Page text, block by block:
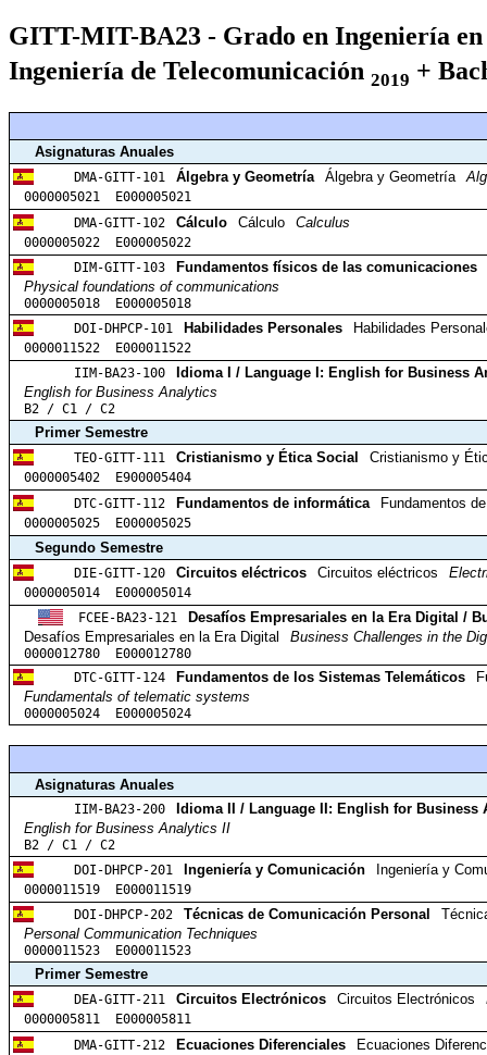
GITT-MIT-BA23 - Grado en Ingeniería
Ingeniería de Telecomunicación 2019 +
Asignaturas Anuales
DMA-GITT-101
Álgebra y Geometría Álgebra y Geometría
0000005021 E000005021
DMA-GITT-102
Cálculo Cálculo
Calculus
0000005022 E000005022
DIM-GITT-103
Fundamentos físicos de las comunicaciones
Physical foundations of communications
0000005018 E000005018
DOI-DHPCP-101
Habilidades Personales
Habilidades
0000011522 E000011522
IIM-BA23-100
Idioma I / Language I: English for Business
English for Business Analytics
B2 / C1 / C2
Primer Semestre
TEO-GITT-111
Cristianismo y Ética Social
Cristianismo y
0000005402 E900005404
DTC-GITT-112
Fundamentos de informática
Fundamentos
0000005025 E000005025
Segundo Semestre
DIE-GITT-120
Circuitos eléctricos Circuitos eléctricos
0000005014 E000005014
FCEE-BA23-121
Desafíos Empresariales en la Era Digital /
Desafíos Empresariales en la Era Digital
Business Challenges in the
0000012780 E000012780
DTC-GITT-124
Fundamentos de los Sistemas Telemáticos
Fundamentals of telematic systems
0000005024 E000005024
Asignaturas Anuales
IIM-BA23-200
Idioma II / Language II: English for Business
English for Business Analytics II
B2 / C1 / C2
DOI-DHPCP-201
Ingeniería y Comunicación
Ingeniería y
0000011519 E000011519
DOI-DHPCP-202
Técnicas de Comunicación Personal
Personal Communication Techniques
0000011523 E000011523
Primer Semestre
DEA-GITT-211
Circuitos Electrónicos Circuitos Electrónicos
0000005811 E000005811
DMA-GITT-212
Ecuaciones Diferenciales
Ecuaciones